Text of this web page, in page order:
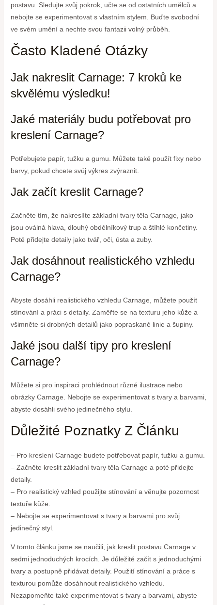
postavu. Sledujte svůj pokrok, učte se od ostatních umělců a
nebojte se experimentovat s vlastním stylem. Buďte svobodní
ve svém umění a nechte svou fantazii volný průběh.
Často Kladené Otázky
Jak nakreslit Carnage: 7 kroků ke
skvělému výsledku!
Jaké materiály budu potřebovat pro
kreslení Carnage?
Potřebujete papír, tužku a gumu. Můžete také použít fixy nebo
barvy, pokud chcete svůj výkres zvýraznit.
Jak začít kreslit Carnage?
Začněte tím, že nakreslíte základní tvary těla Carnage, jako
jsou oválná hlava, dlouhý obdélníkový trup a štíhlé končetiny.
Poté přidejte detaily jako tvář, oči, ústa a zuby.
Jak dosáhnout realistického vzhledu
Carnage?
Abyste dosáhli realistického vzhledu Carnage, můžete použít
stínování a práci s detaily. Zaměřte se na texturu jeho kůže a
všimněte si drobných detailů jako popraskané linie a šupiny.
Jaké jsou další tipy pro kreslení
Carnage?
Můžete si pro inspiraci prohlédnout různé ilustrace nebo
obrázky Carnage. Nebojte se experimentovat s tvary a barvami,
abyste dosáhli svého jedinečného stylu.
Důležité Poznatky Z Článku
– Pro kreslení Carnage budete potřebovat papír, tužku a gumu.
– Začněte kreslit základní tvary těla Carnage a poté přidejte
detaily.
– Pro realistický vzhled použijte stínování a věnujte pozornost
textuře kůže.
– Nebojte se experimentovat s tvary a barvami pro svůj
jedinečný styl.
V tomto článku jsme se naučili, jak kreslit postavu Carnage v
sedmi jednoduchých krocích. Je důležité začít s jednoduchými
tvary a postupně přidávat detaily. Použití stínování a práce s
texturou pomůže dosáhnout realistického vzhledu.
Nezapomeňte také experimentovat s tvary a barvami, abyste